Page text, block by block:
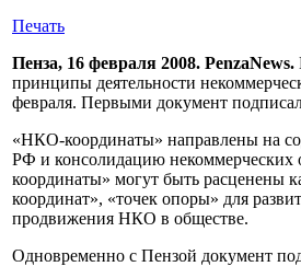
Печать
Пенза, 16 февраля 2008. PenzaNews.
принципы деятельности
февраля. Первыми документ
«НКО-координаты» направлены на
РФ и консолидацию некоммерческих
координаты» могут быть расценены
координат», «точек опоры» для
продвижения НКО в обществе.
Одновременно с Пензой документ